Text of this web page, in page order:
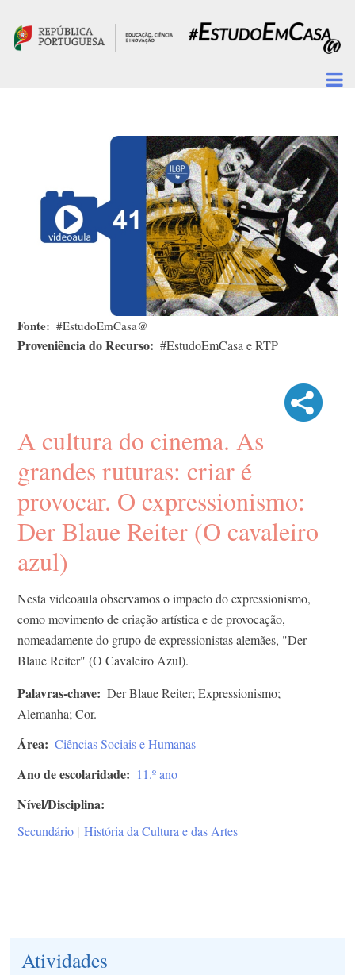
Fonte #EstudoEmCasa@
Proveniência do Recurso #EstudoEmCasa e RTP
A cultura do cinema. As
grandes ruturas: criar é
provocar. ​O expressionismo:
Der Blaue Reiter (O cavaleiro
azul)
Nesta videoaula observamos o impacto do expressionismo,
como movimento de criação artística e de provocação,
nomeadamente do grupo de expressionistas alemães, "Der
Blaue Reiter" (O Cavaleiro Azul).
Palavras-chave
Der Blaue Reiter; Expressionismo;
Alemanha; Cor.
Área Ciências Sociais e Humanas
Ano de escolaridade 11.º ano
Nível/Disciplina
Secundário | História da Cultura e das Artes
Atividades